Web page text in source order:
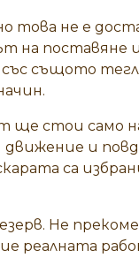
това не е
на поставяне
същото
ще стои само
и
са
Не
реалната